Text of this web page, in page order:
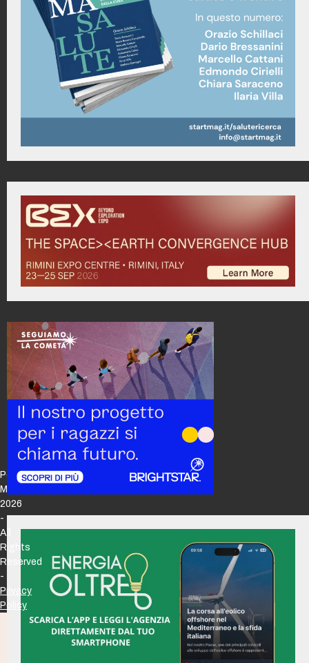
Policy
Maker
2026
-
All
Rights
Reserved
-
Privacy
Policy